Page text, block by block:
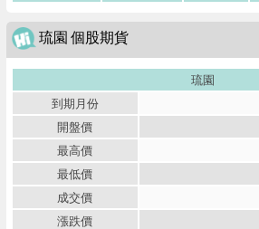
琉園 個股期貨
琉園
到期月份
開盤價
最高價
最低價
成交價
漲跌價